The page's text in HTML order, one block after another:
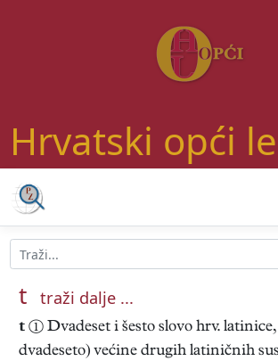
Hrvatski opći
t traži dalje ...
t ① Dvadeset i šesto slovo hrv.
dvadeseto) većine drugih latiničnih